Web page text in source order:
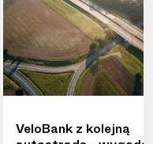
VeloBank z kolejną